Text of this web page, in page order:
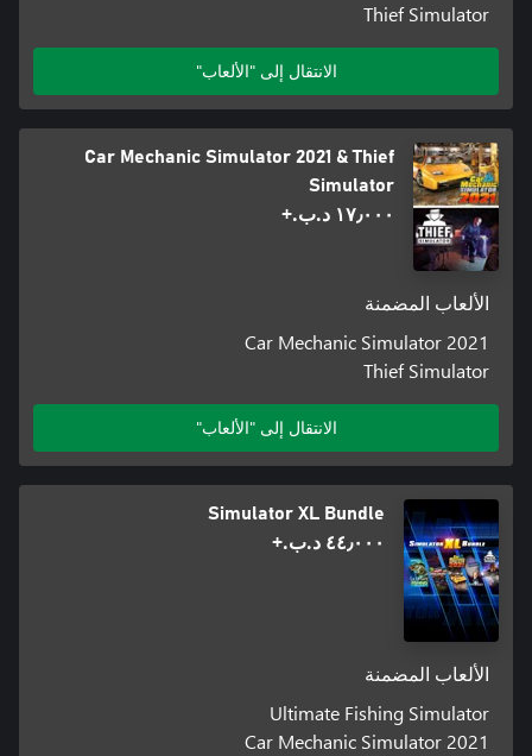
Thief Simulator
الانتقال إلى "الألعاب"
Car Mechanic Simulator 2021 & Thief
Simulator
١٧٫٠٠٠ د.ب.‏+
الألعاب المضمنة
Car Mechanic Simulator 2021
Thief Simulator
الانتقال إلى "الألعاب"
Simulator XL Bundle
٤٤٫٠٠٠ د.ب.‏+
الألعاب المضمنة
Ultimate Fishing Simulator
Car Mechanic Simulator 2021